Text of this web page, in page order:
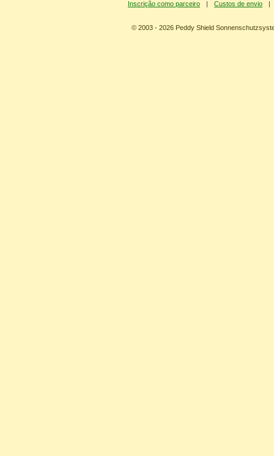
Inscrição como parceiro | Custos de envio |
© 2003 - 2026 Peddy Shield